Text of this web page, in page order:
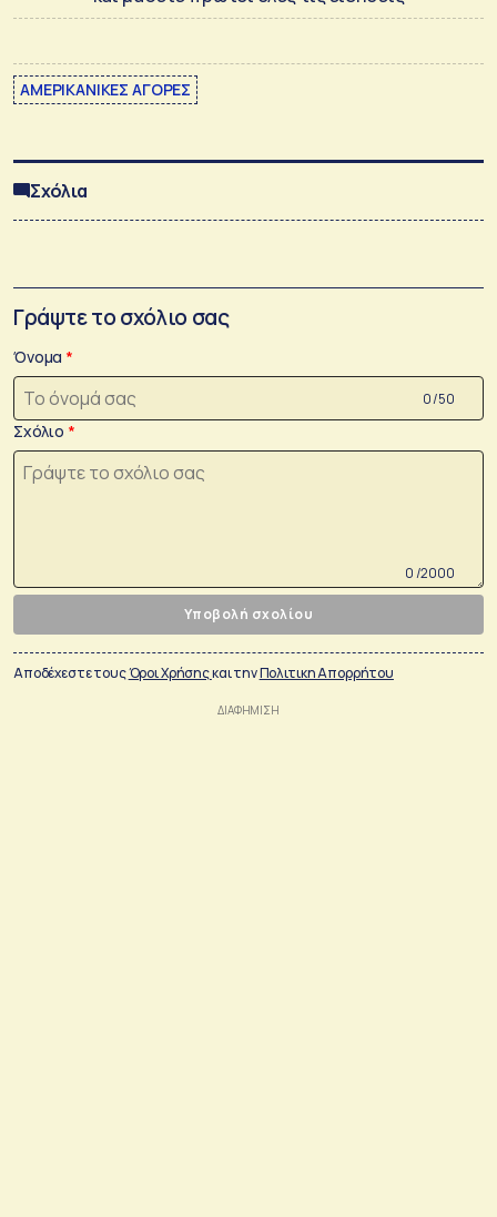
ΑΜΕΡΙΚΑΝΙΚΕΣ ΑΓΟΡΕΣ
Σχόλια
Γράψτε το σχόλιο σας
Όνομα
0 /50
Σχόλιο
0 /2000
Υποβολή σχολίου
Αποδέχεστε τουςΌροι Χρήσηςκαι τηνΠολιτικη Απορρήτου